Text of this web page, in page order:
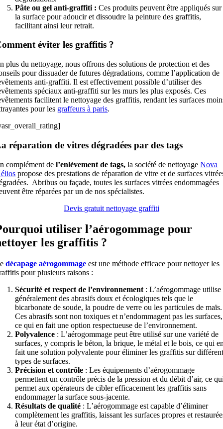
Pâte ou gel anti-graffiti : Ces produits peuvent être appliqués sur
la surface pour adoucir et dissoudre la peinture des graffitis,
facilitant ainsi leur retrait.
éviter les graffitis ?
plus du nettoyage, nous offrons des solutions de protection et des
pour dissuader de futures dégradations, comme l’application de
anti-graffiti. Il est effectivement possible d’utiliser des
spéciaux anti-graffiti sur les murs les plus exposés. Ces
facilitent le nettoyage des graffitis, rendant les surfaces
pour les graffeurs à paris.
réparation de vitres dégradées par des tags
complément de l’enlèvement de tags,la société de nettoyageNova
propose des prestations de réparation de vitre et de surfaces
Abribus ou façade, ​​toutes les surfaces vitrées endommagées
être réparées par un de nos spécialistes.
Devis gratuit nettoyage graffiti
utiliser l’aérogommage pour
les graffitis ?
décapage aérogommage est une méthode efficace pour nettoyer les
pour plusieurs raisons :
Sécurité et respect de l’environnement : L’aérogommage utilise
généralement des abrasifs doux et écologiques tels que le
bicarbonate de soude, la poudre de verre ou les particules de maïs.
Ces abrasifs sont non toxiques et n’endommagent pas les surfaces,
ce qui en fait une option respectueuse de l’environnement.
Polyvalence : L’aérogommage peut être utilisé sur une variété de
surfaces, y compris le béton, la brique, le métal et le bois, ce qui
fait une solution polyvalente pour éliminer les graffitis sur
types de surfaces.
Précision et contrôle : Les équipements d’aérogommage
permettent un contrôle précis de la pression et du débit d’air, ce
permet aux opérateurs de cibler efficacement les graffitis sans
endommager la surface sous-jacente.
Résultats de qualité : L’aérogommage est capable d’éliminer
complètement les graffitis, laissant les surfaces propres et
à leur état d’origine.